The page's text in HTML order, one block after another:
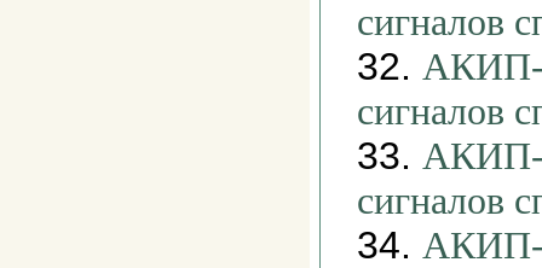
сигналов
32. АКИП-
сигналов
33. АКИП-
сигналов
34. АКИП-